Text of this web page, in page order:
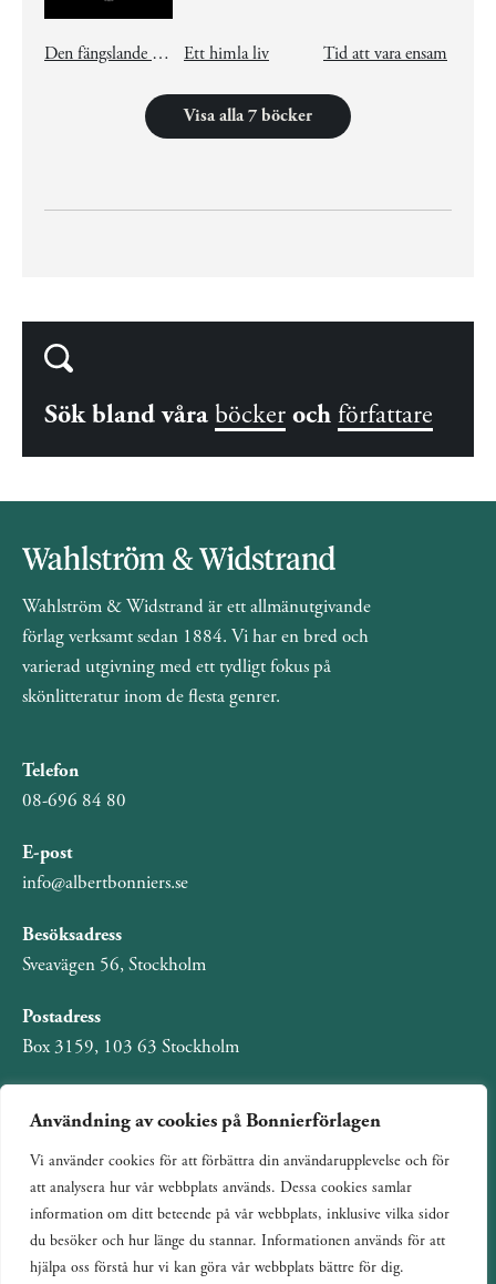
Användning av cookies på Bonnierförlagen
Vi använder cookies för att förbättra din användarupplevelse och för
att analysera hur vår webbplats används. Dessa cookies samlar
information om ditt beteende på vår webbplats, inklusive vilka sidor
du besöker och hur länge du stannar. Informationen används för att
hjälpa oss förstå hur vi kan göra vår webbplats bättre för dig.
Den fängslande verkligheten Ett himla liv Tid att vara ensam
Visa alla 7 böcker
Sök bland våra böcker och författare
Wahlström & Widstrand är ett allmänutgivande
förlag verksamt sedan 1884. Vi har en bred och
varierad utgivning med ett tydligt fokus på
skönlitteratur inom de flesta genrer.
Telefon
08-696 84 80
E-post
info@albertbonniers.se
Besöksadress
Sveavägen 56, Stockholm
Postadress
Box 3159, 103 63 Stockholm
Om Bonnierförlagen
Cookies
Integritetspolicy